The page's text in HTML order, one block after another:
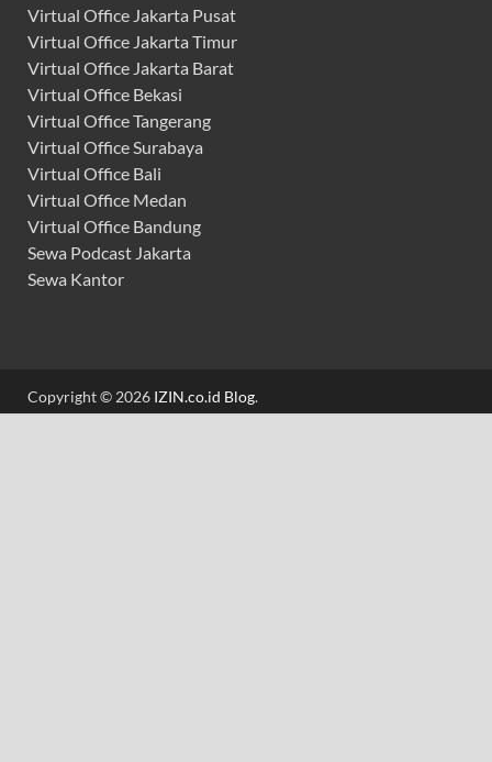
Virtual Office Jakarta Pusat
Virtual Office Jakarta Timur
Virtual Office Jakarta Barat
Virtual Office Bekasi
Virtual Office Tangerang
Virtual Office Surabaya
Virtual Office Bali
Virtual Office Medan
Virtual Office Bandung
Sewa Podcast Jakarta
Sewa Kantor
Copyright © 2026 IZIN.co.id Blog.